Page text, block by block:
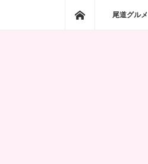
ホーム尾道グルメ